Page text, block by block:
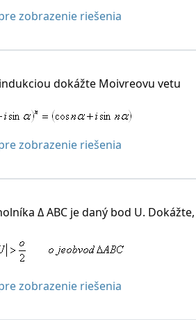
zobrazenie riešenia
dokážte Moivreovu vetu
zobrazenie riešenia
Δ ABC je daný bod U.
zobrazenie riešenia